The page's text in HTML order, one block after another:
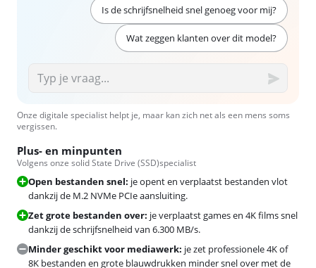
Is de schrijfsnelheid snel genoeg voor mij?
Wat zeggen klanten over dit model?
Onze digitale specialist helpt je, maar kan zich net als een mens soms
vergissen.
Plus- en minpunten
Volgens onze solid State Drive (SSD)specialist
Open bestanden snel: je opent en verplaatst bestanden vlot
dankzij de M.2 NVMe PCIe aansluiting.
Zet grote bestanden over: je verplaatst games en 4K films snel
dankzij de schrijfsnelheid van 6.300 MB/s.
Minder geschikt voor mediawerk: je zet professionele 4K of
8K bestanden en grote blauwdrukken minder snel over met de